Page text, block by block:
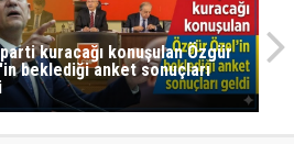
kuracağı konuşulan Özgür
beklediği anket sonuçları